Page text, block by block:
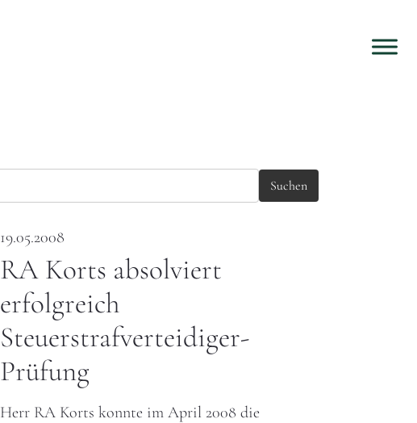
Suchen
19.05.2008
RA Korts absolviert
erfolgreich
Steuerstrafverteidiger-
Prüfung
Herr RA Korts konnte im April 2008 die